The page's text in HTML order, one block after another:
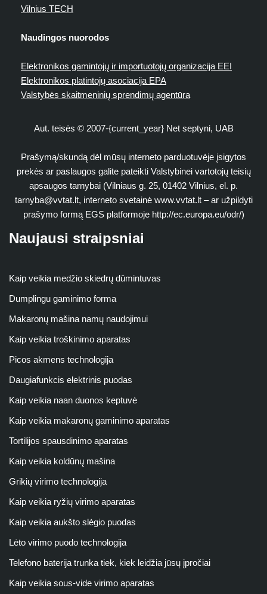
Vilnius TECH
Naudingos nuorodos
Elektronikos gamintojų ir importuotojų organizacija EEI
Elektronikos platintojų asociacija EPA
Valstybės skaitmeninių sprendimų agentūra
Aut. teisės © 2007-{current_year} Net septyni, UAB
Prašymą/skundą dėl mūsų interneto parduotuvėje įsigytos
prekės ar paslaugos galite pateikti Valstybinei vartotojų teisių
apsaugos tarnybai (Vilniaus g. 25, 01402 Vilnius, el. p.
tarnyba@vvtat.lt, interneto svetainė www.vvtat.lt – ar užpildyti
prašymo formą EGS platformoje http://ec.europa.eu/odr/)
Naujausi straipsniai
Kaip veikia medžio skiedrų dūmintuvas
Dumplingu gaminimo forma
Makaronų mašina namų naudojimui
Kaip veikia troškinimo aparatas
Picos akmens technologija
Daugiafunkcis elektrinis puodas
Kaip veikia naan duonos keptuvė
Kaip veikia makaronų gaminimo aparatas
Tortilijos spausdinimo aparatas
Kaip veikia koldūnų mašina
Grikių virimo technologija
Kaip veikia ryžių virimo aparatas
Kaip veikia aukšto slėgio puodas
Lėto virimo puodo technologija
Telefono baterija trunka tiek, kiek leidžia jūsų įpročiai
Kaip veikia sous-vide virimo aparatas